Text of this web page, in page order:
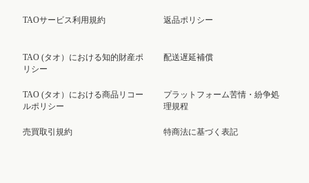
TAOサービス利用規約
TAO (タオ）における知的財産ポ
リシー
TAO (タオ）における商品リコー
ルポリシー
売買取引規約
返品ポリシー
配送遅延補償
プラットフォーム苦情・紛争処
理規程
特商法に基づく表記